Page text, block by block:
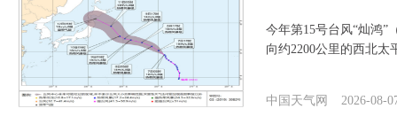
今年第15号台风“灿鸿”
向约2200公里的西北太
中国天气网 2026-08-